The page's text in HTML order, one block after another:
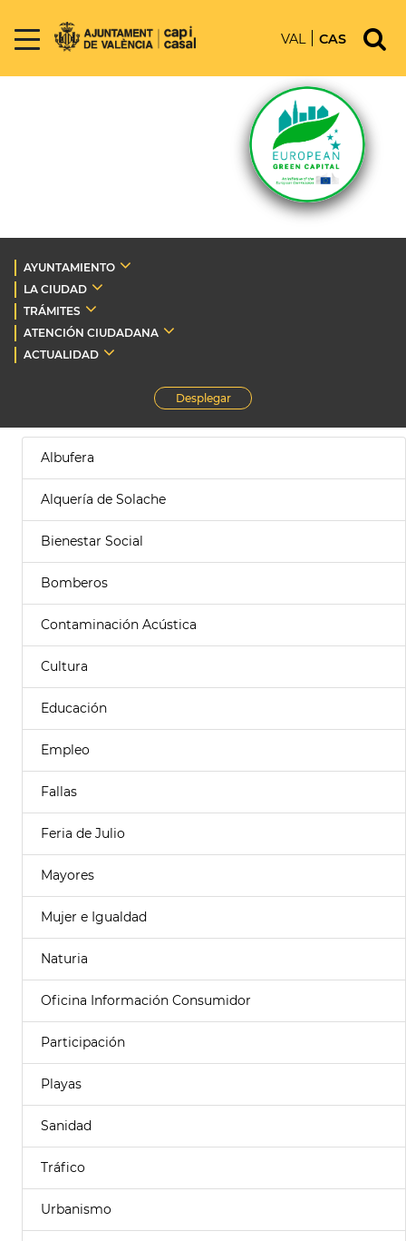
VAL CAS
AYUNTAMIENTO
LA CIUDAD
TRÁMITES
ATENCIÓN CIUDADANA
ACTUALIDAD
Desplegar
Albufera
Alquería de Solache
Bienestar Social
Bomberos
Contaminación Acústica
Cultura
Educación
Empleo
Fallas
Feria de Julio
Mayores
Mujer e Igualdad
Naturia
Oficina Información Consumidor
Participación
Playas
Sanidad
Tráfico
Urbanismo